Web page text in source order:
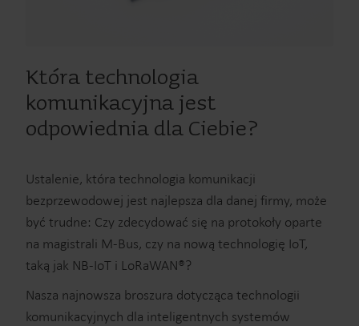
Która technologia
komunikacyjna jest
odpowiednia dla Ciebie?
Ustalenie, która technologia komunikacji
bezprzewodowej jest najlepsza dla danej firmy, może
być trudne: Czy zdecydować się na protokoły oparte
na magistrali M-Bus, czy na nową technologię IoT,
taką jak NB-IoT i LoRaWAN®?
Nasza najnowsza broszura dotycząca technologii
komunikacyjnych dla inteligentnych systemów